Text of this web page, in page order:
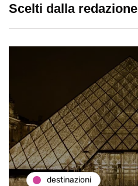
Scelti dalla redazione
destinazioni